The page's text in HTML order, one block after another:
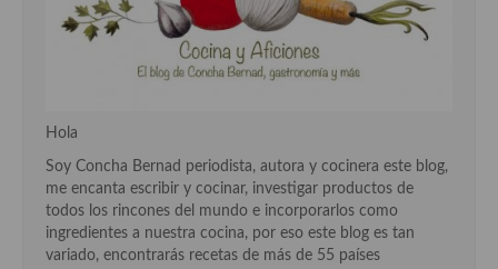
Hola
Soy Concha Bernad periodista, autora y cocinera este blog,
me encanta escribir y cocinar, investigar productos de
todos los rincones del mundo e incorporarlos como
ingredientes a nuestra cocina, por eso este blog es tan
variado, encontrarás recetas de más de 55 países